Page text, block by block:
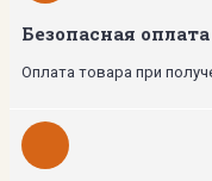
Безопасная оплата
Оплата товара при